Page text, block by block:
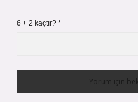
6 + 2 kaçtır? *